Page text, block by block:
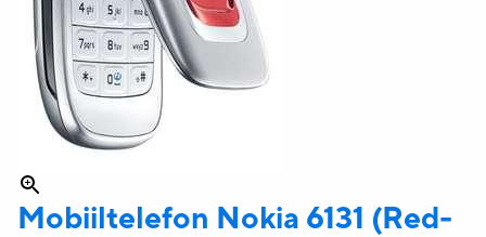
Mobiiltelefon Nokia 6131 (Red-